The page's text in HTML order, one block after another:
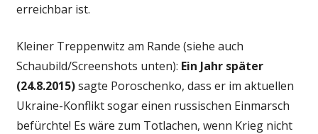
erreichbar ist.
Kleiner Treppenwitz am Rande (siehe auch
Schaubild/Screenshots unten): Ein Jahr später
(24.8.2015)sagte Poroschenko, dass er im aktuellen
Ukraine-Konflikt sogar einen russischen Einmarsch
befürchte! Es wäre zum Totlachen, wenn Krieg nicht